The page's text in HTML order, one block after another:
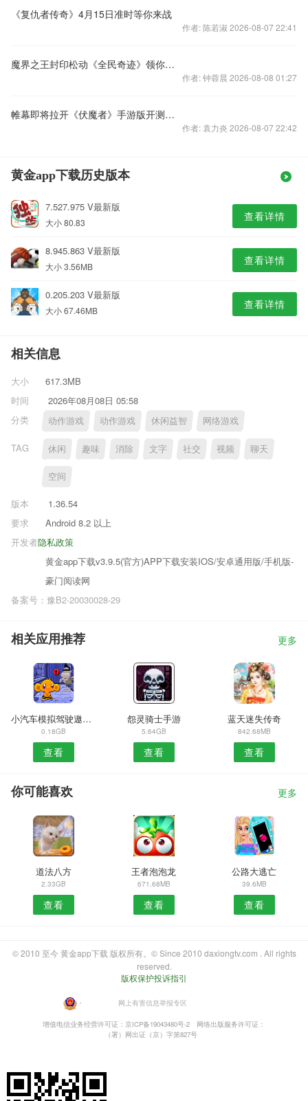
《复仇者传奇》4月15日准时等你来战
作者: 陈若淑 2026-08-07 22:41
魔界之王封印松动《全民奇迹》领你走上命运之路
作者: 钟蓉晨 2026-08-08 01:27
帷幕即将拉开《伏魔者》手游版开测在即
作者: 袁力炎 2026-08-07 22:42
黄金app下载历史版本
7.527.975 V最新版
大小 80.83 查看详情
8.945.863 V最新版
大小 3.56MB 查看详情
0.205.203 V最新版
大小 67.46MB 查看详情
相关信息
大小
617.3MB
时间
2026年08月08日 05:58
分类
动作游戏 动作游戏 休闲益智 网络游戏
TAG 休闲 趣味 消除 文字 社交 视频 聊天
空间
版本
1.36.54
要求
Android 8.2 以上
隐私政策
开发者
黄金app下载v3.9.5(官方)APP下载安装IOS/安卓通用版/手机版-
豪门阅读网
备案号：豫B2-20030028-29
相关应用推荐 更多
小汽车模拟驾驶遨游中国
0.18GB
查看
怨灵骑士手游
5.64GB
查看
蓝天迷失传奇
842.68MB
查看
你可能喜欢 更多
道法八方
2.33GB
查看
王者泡泡龙
671.68MB
查看
公路大逃亡
39.6MB
查看
© 2010 至今 黄金app下载 版权所有。© Since 2010 daxiongtv.com . All rights
reserved.
版权保护投诉指引
・ 网上有害信息举报专区
增值电信业务经营许可证：京ICP备19043480号-2
网络出版服务许可证：
（署）网出证（京）字第827号